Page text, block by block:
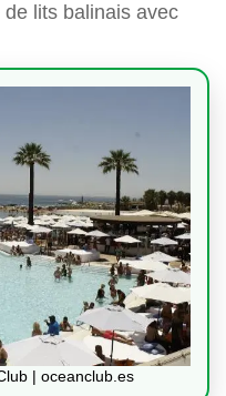
de lits balinais avec
| oceanclub.es